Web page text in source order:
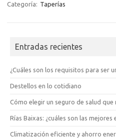
Categoría: Taperías
Entradas recientes
¿Cuáles son los requisitos para ser
Destellos en lo cotidiano
Cómo elegir un seguro de salud
Rías Baixas: ¿cuáles son las
Climatización eficiente y ahorro